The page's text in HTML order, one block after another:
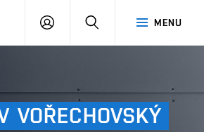
MENU
PŘIHLÁSIT
VOŘECHOVSKÝ